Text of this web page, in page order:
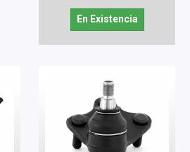
En Existencia